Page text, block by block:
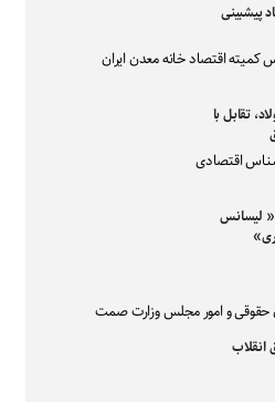
پیشبینی
کمیته اقتصاد خانه معدن ایران
تقابل با
اقتصادی
لیسانس
و امور مجلس وزارت صمت
انقلاب